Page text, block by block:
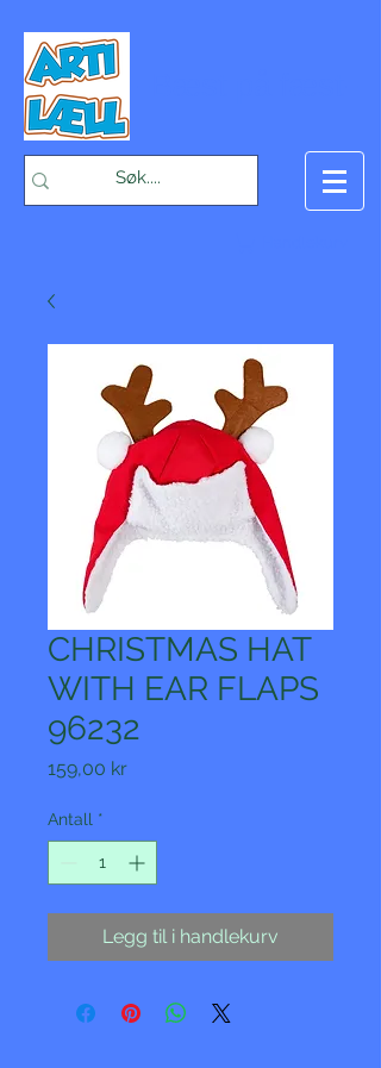
CHRISTMAS HAT
WITH EAR FLAPS
96232
159,00 krPris
Antall *
Legg til i handlekurv